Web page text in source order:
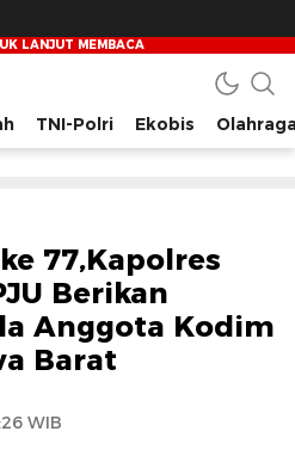
Indonesia
TNI-Polri Ekobis
77,Kapolres
Berikan
Anggota Kodim
Barat
WIB